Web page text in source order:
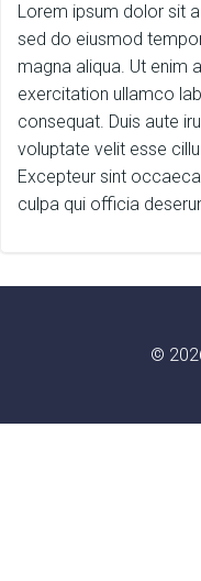
Lorem ipsum dolor sit
sed do eiusmod
magna aliqua. Ut enim
exercitation ullamco
consequat. Duis aute
voluptate velit esse
Excepteur sint
culpa qui officia
©